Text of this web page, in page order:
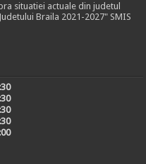
situatiei actuale din judetul
Braila 2021-2027" SMIS